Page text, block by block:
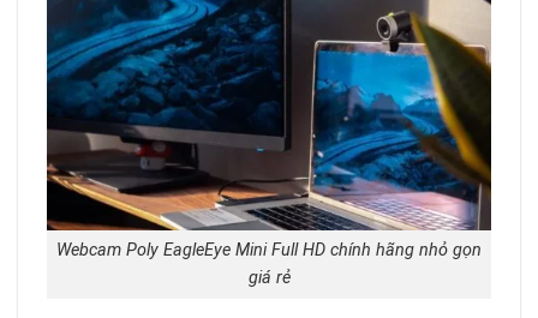
Webcam Poly EagleEye Mini Full HD chính hãng nhỏ gọn
giá rẻ